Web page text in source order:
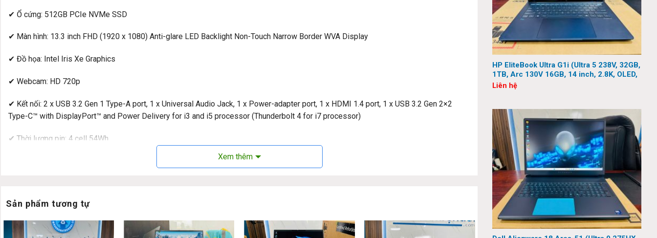
✔ Ổ cứng: 512GB PCIe NVMe SSD
✔ Màn hình: 13.3 inch FHD (1920 x 1080) Anti-glare LED Backlight Non-Touch Narrow Border WVA Display
✔ Đồ họa: Intel Iris Xe Graphics
✔ Webcam: HD 720p
✔ Kết nối: 2 x USB 3.2 Gen 1 Type-A port, 1 x Universal Audio Jack, 1 x Power-adapter port, 1 x HDMI 1.4 port, 1 x USB 3.2 Gen 2×2
Type-C™ with DisplayPort™ and Power Delivery for i3 and i5 processor (Thunderbolt 4 for i7 processor)
✔ Thời lượng pin: 4 cell 54Wh
Đánh giá chi tiết và hình ảnh thật Dell Inspiron 13 5310:
Dell Inspiron 13 5310 – Thiết kế nhỏ gọn, cấu hình đỉnh cao
Xem thêm
Sản phẩm tương tự
HP EliteBook Ultra G1i (Ultra 5 238V, 32GB,
1TB, Arc 130V 16GB, 14 inch, 2.8K, OLED,
Touch)
Liên hệ